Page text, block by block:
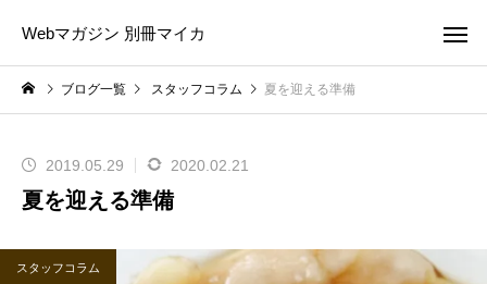
Webマガジン 別冊マイカ
ブログ一覧 スタッフコラム 夏を迎える準備
2019.05.29 2020.02.21
夏を迎える準備
スタッフコラム